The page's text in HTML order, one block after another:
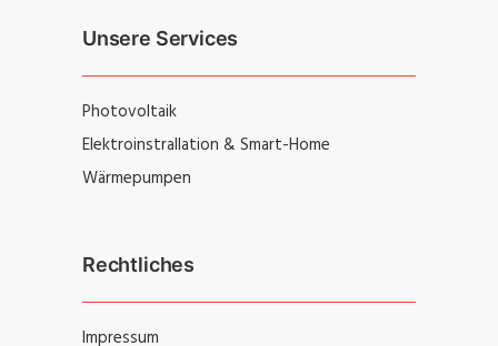
Unsere Services
Photovoltaik
Elektroinstrallation & Smart-Home
Wärmepumpen
Rechtliches
Impressum